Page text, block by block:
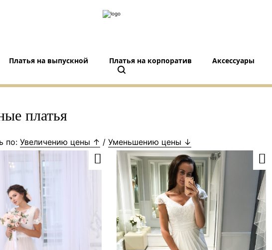
Платья на выпускной Платья на корпоратив Аксессуары
платья
по: Увеличению цены ↑ / Уменьшению цены ↓